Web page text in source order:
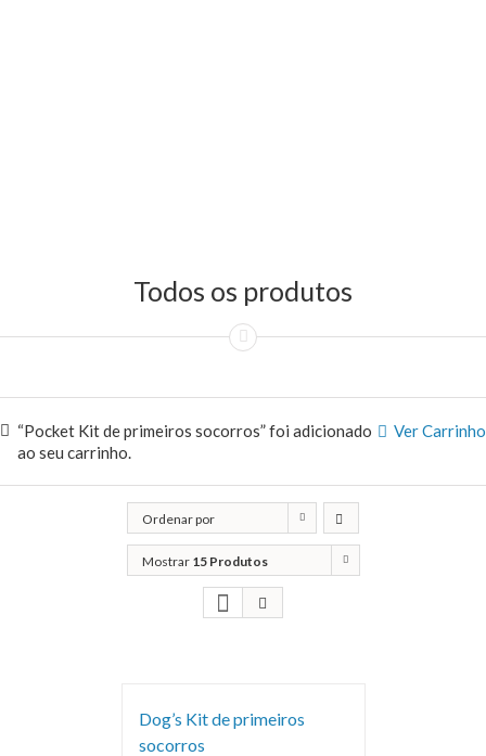
Todos os produtos
Ver Carrinho
“Pocket Kit de primeiros socorros” foi adicionado
ao seu carrinho.
Ordenar por
Classificação
Mostrar 15 Produtos
Dog’s Kit de primeiros
socorros